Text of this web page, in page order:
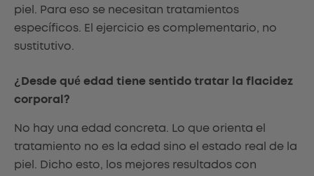
piel. Para eso se necesitan tratamientos
específicos. El ejercicio es complementario, no
sustitutivo.
¿Desde qué edad tiene sentido tratar la flacidez
corporal?
No hay una edad concreta. Lo que orienta el
tratamiento no es la edad sino el estado real de la
piel. Dicho esto, los mejores resultados con